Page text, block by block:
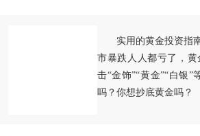
实用的黄金投资指
市暴跌人人都亏了，
击“金饰”“黄金”“白银
吗？你想抄底黄金吗？